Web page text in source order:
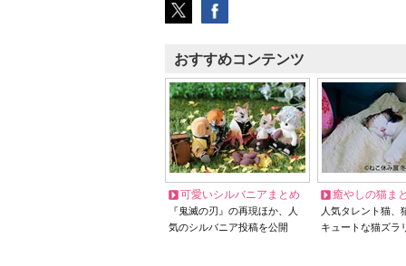
おすすめコンテンツ
可愛いシルバニアまとめ
『鬼滅の刃』の再現ほか、人
気のシルバニア投稿を公開
癒やしの猫ま
人気タレント猫
キュートな猫ズラ